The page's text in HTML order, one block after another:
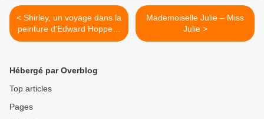
< Shirley, un voyage dans la
peinture d'Edward Hopper -
Shirley: visions of reality
Mademoiselle Julie – Miss
Julie >
Hébergé par Overblog
Top articles
Pages